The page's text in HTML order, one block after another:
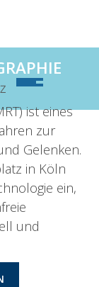
ist eines
zur
Gelenken.
in Köln
ein,
und